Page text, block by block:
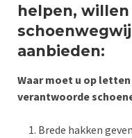
helpen, willen
aanbieden:
Waar moet u op
verantwoorde
Brede hakken